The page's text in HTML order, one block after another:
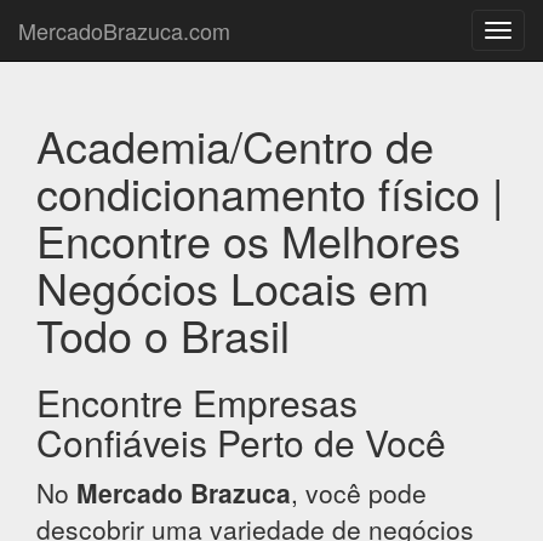
MercadoBrazuca.com
Academia/Centro de
condicionamento físico |
Encontre os Melhores
Negócios Locais em
Todo o Brasil
Encontre Empresas
Confiáveis Perto de Você
No Mercado Brazuca, você pode
descobrir uma variedade de negócios